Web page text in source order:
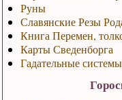
Руны
Славянские Резы
Книга Перемен,
Карты Сведенборга
Гадательные системы